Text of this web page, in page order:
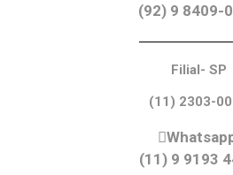
(92) 9 8409-
Filial- SP
(11) 2303-
(11) 9 9193